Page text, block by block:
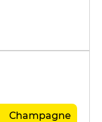
Champagne